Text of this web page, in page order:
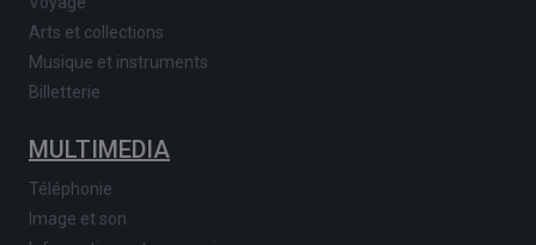
Arts et collections
Musique et instruments
Billetterie
MULTIMEDIA
Téléphonie
Image et son